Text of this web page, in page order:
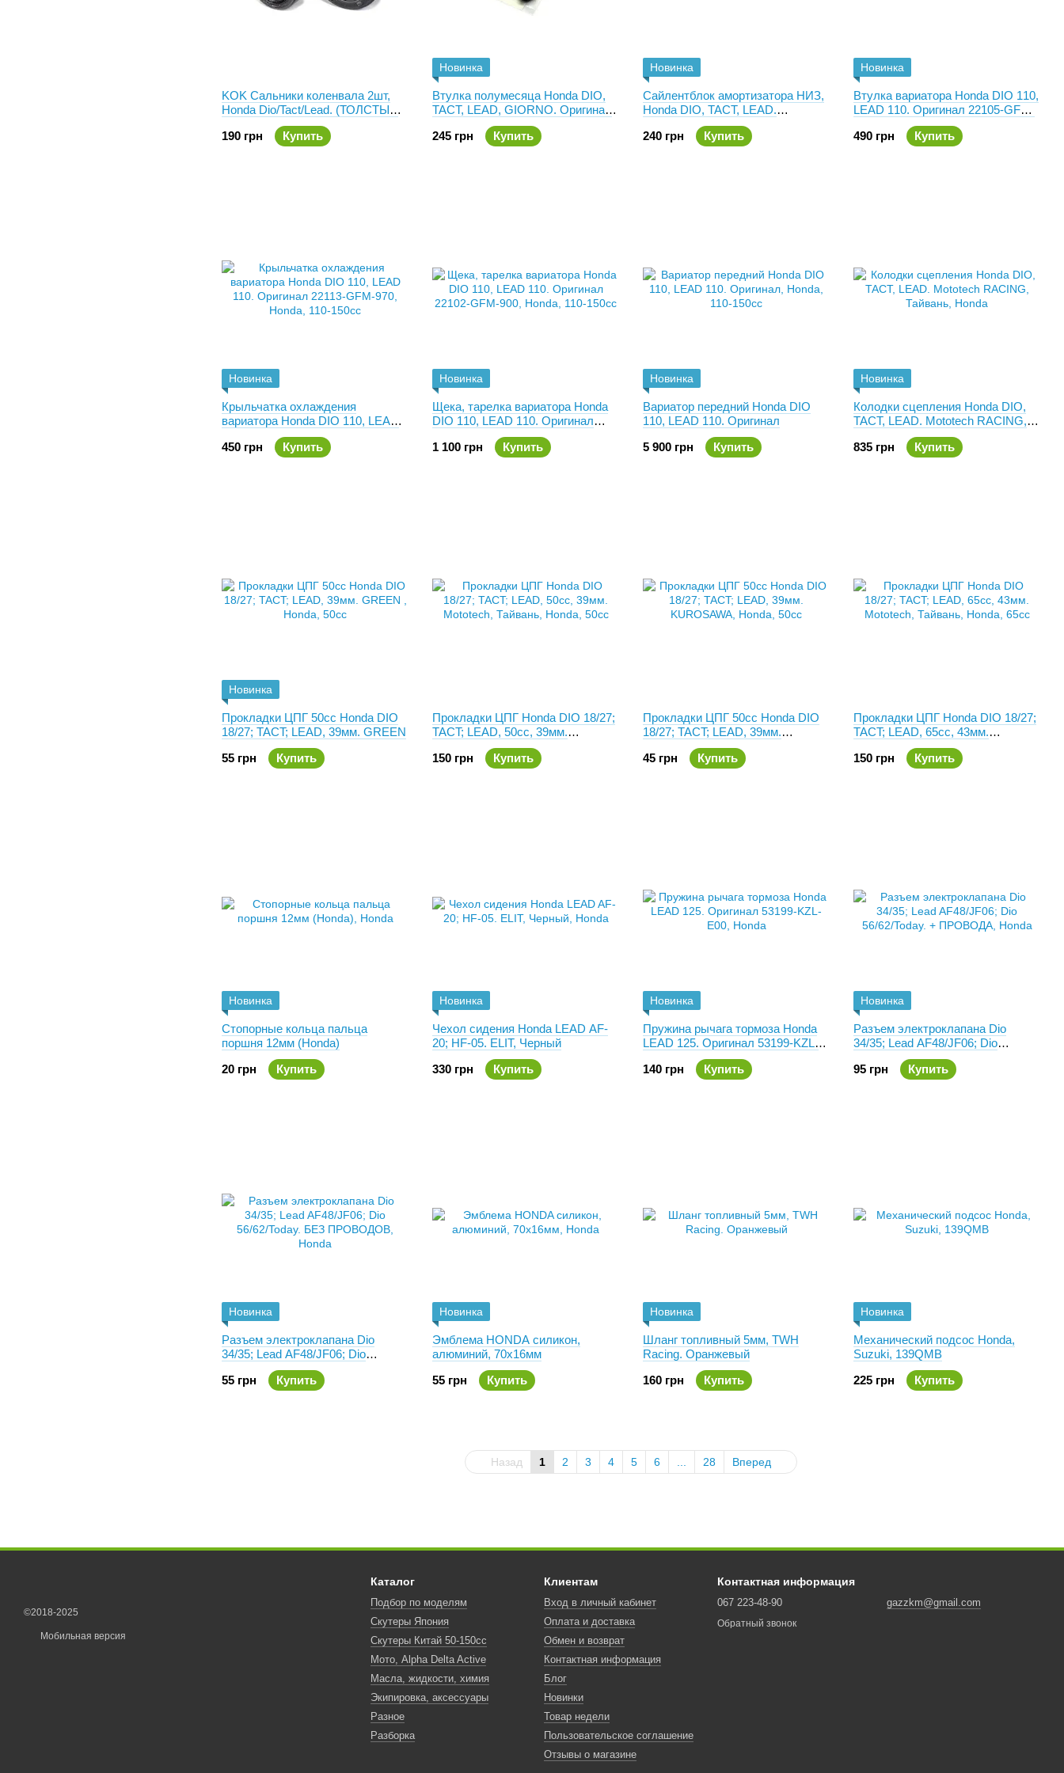
KOK Сальники коленвала 2шт,
Honda Dio/Tact/Lead. (ТОЛСТЫЙ
вал) 19.5x31x7. 15.6x25.5x7
190 грн
Купить
Новинка
Втулка полумесяца Honda DIO,
TACT, LEAD, GIORNO. Оригинал
28253-GN2-601
245 грн
Купить
Новинка
Сайлентблок амортизатора НИЗ,
Honda DIO, TACT, LEAD.
Оригинал 11203-GC7-300
240 грн
Купить
Новинка
Втулка вариатора Honda DIO 110,
LEAD 110. Оригинал 22105-GFM-
490 грн
Купить
Новинка
Крыльчатка охлаждения
вариатора Honda DIO 110, LEAD
110. Оригинал 22113-GFM-970
450 грн
Купить
Новинка
Щека, тарелка вариатора Honda
DIO 110, LEAD 110. Оригинал
22102-GFM-900
1 100 грн
Купить
Новинка
Вариатор передний Honda DIO
110, LEAD 110. Оригинал
5 900 грн
Купить
Новинка
Колодки сцепления Honda DIO,
TACT, LEAD. Mototech RACING,
835 грн
Купить
Новинка
Прокладки ЦПГ 50сс Honda DIO
18/27; TACT; LEAD, 39мм. GREEN
55 грн
Купить
Прокладки ЦПГ Honda DIO 18/27;
TACT; LEAD, 50cc, 39мм.
Mototech, Тайвань
150 грн
Купить
Прокладки ЦПГ 50сс Honda DIO
18/27; TACT; LEAD, 39мм.
KUROSAWA
45 грн
Купить
Прокладки ЦПГ Honda DIO 18/27;
TACT; LEAD, 65cc, 43мм.
Mototech, Тайвань
150 грн
Купить
Новинка
Стопорные кольца пальца
поршня 12мм (Honda)
20 грн
Купить
Новинка
Чехол сидения Honda LEAD AF-
20; HF-05. ELIT, Черный
330 грн
Купить
Новинка
Пружина рычага тормоза Honda
LEAD 125. Оригинал 53199-KZL-
140 грн
Купить
Новинка
Разъем электроклапана Dio
34/35; Lead AF48/JF06; Dio
56/62/Today. + ПРОВОДА
95 грн
Купить
Новинка
Разъем электроклапана Dio
34/35; Lead AF48/JF06; Dio
56/62/Today. БЕЗ ПРОВОДОВ
55 грн
Купить
Новинка
Эмблема HONDA силикон,
алюминий, 70х16мм
55 грн
Купить
Новинка
Шланг топливный 5мм, TWH
Racing. Оранжевый
160 грн
Купить
Новинка
Механический подсос Honda,
Suzuki, 139QMB
225 грн
Купить
Назад 1 2 3 4 5 6 28 Вперед
©2018-2025
Мобильная версия
Каталог
Подбор по моделям
Скутеры Япония
Скутеры Китай 50-150сс
Мото, Alpha Delta Active
Масла, жидкости, химия
Экипировка, аксессуары
Разное
Разборка
Клиентам
Вход в личный кабинет
Оплата и доставка
Обмен и возврат
Контактная информация
Блог
Новинки
Товар недели
Пользовательское соглашение
Отзывы о магазине
Контактная информация
067 223-48-90
Обратный звонок
gazzkm@gmail.com